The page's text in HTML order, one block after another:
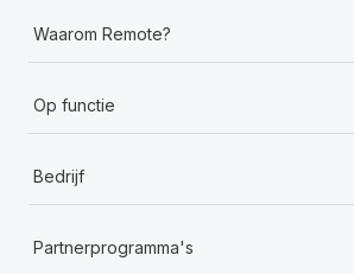
Waarom Remote?
Op functie
Bedrijf
Partnerprogramma's